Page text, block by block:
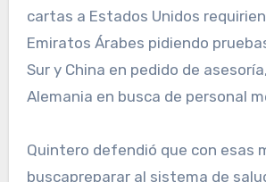
cartas a Estados Unidos
Emiratos Árabes pidiendo
Sur y China en pedido de
Alemania en busca de personal
Quintero defendió que con esas
buscapreparar al sistema de